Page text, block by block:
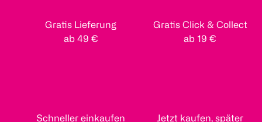
Gratis Lieferung
ab 49 €
Gratis Click & Collect
ab 19 €
Schneller einkaufen
Jetzt kaufen, später